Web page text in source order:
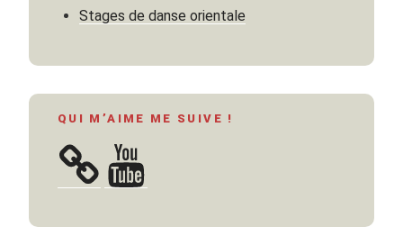
Stages de danse orientale
QUI M’AIME ME SUIVE !
YouTube